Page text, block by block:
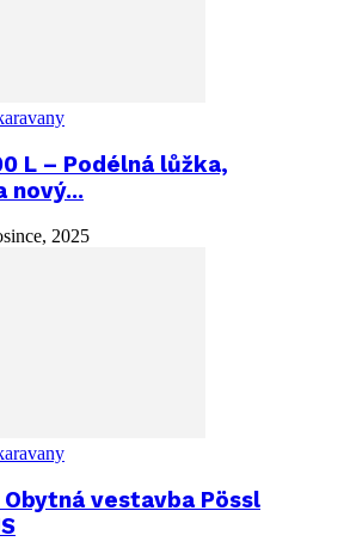
L – Podélná lůžka,
nový...
2025
Obytná vestavba Pössl